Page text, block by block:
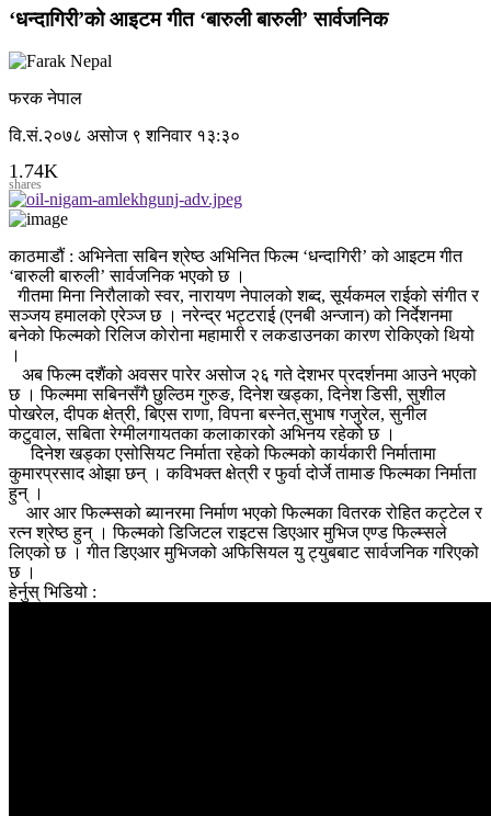
‘धन्दागिरी’को आइटम गीत ‘बारुली बारुली’ सार्वजनिक
फरक नेपाल
वि.सं.२०७८ असोज ९ शनिवार १३:३०
1.74K
shares
काठमाडौं : अभिनेता सबिन श्रेष्ठ अभिनित फिल्म ‘धन्दागिरी’ को आइटम गीत
‘बारुली बारुली’ सार्वजनिक भएको छ ।
गीतमा मिना निरौलाको स्वर, नारायण नेपालको शब्द, सूर्यकमल राईको संगीत र
सञ्जय हमालको एरेञ्ज छ । नरेन्द्र भट्टराई (एनबी अन्जान) को निर्देशनमा
बनेको फिल्मको रिलिज कोरोना महामारी र लकडाउनका कारण रोकिएको थियो
।
अब फिल्म दशैंको अवसर पारेर असोज २६ गते देशभर प्रदर्शनमा आउने भएको
छ । फिल्ममा सबिनसँगै छुल्ठिम गुरुङ, दिनेश खड्का, दिनेश डिसी, सुशील
पोखरेल, दीपक क्षेत्री, बिएस राणा, विपना बस्नेत,सुभाष गजुरेल, सुनील
कटुवाल, सबिता रेग्मीलगायतका कलाकारको अभिनय रहेको छ ।
दिनेश खड्का एसोसियट निर्माता रहेको फिल्मको कार्यकारी निर्मातामा
कुमारप्रसाद ओझा छन् । कविभक्त क्षेत्री र फुर्वा दोर्जे तामाङ फिल्मका निर्माता
हुन् ।
आर आर फिल्म्सको ब्यानरमा निर्माण भएको फिल्मका वितरक रोहित कट्टेल र
रत्न श्रेष्ठ हुन् । फिल्मको डिजिटल राइटस डिएआर मुभिज एण्ड फिल्म्सले
लिएको छ । गीत डिएआर मुभिजको अफिसियल यु ट्युबबाट सार्वजनिक गरिएको
छ ।
हेर्नुस् भिडियो :